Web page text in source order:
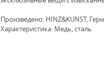
Произведено: HINZ&KUNST,
Характеристика: Медь, сталь